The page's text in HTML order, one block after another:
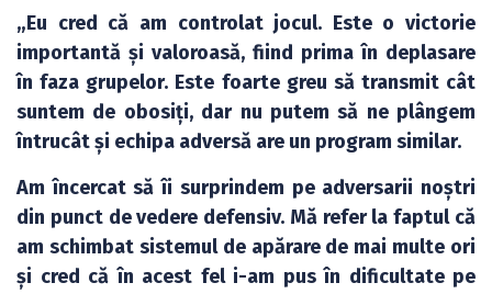
„Eu cred că am controlat jocul. Este o victorie
importantă și valoroasă, fiind prima în deplasare
în faza grupelor. Este foarte greu să transmit cât
suntem de obosiți, dar nu putem să ne plângem
întrucât și echipa adversă are un program similar.
Am încercat să îi surprindem pe adversarii noștri
din punct de vedere defensiv. Mă refer la faptul că
am schimbat sistemul de apărare de mai multe ori
și cred că în acest fel i-am pus în dificultate pe